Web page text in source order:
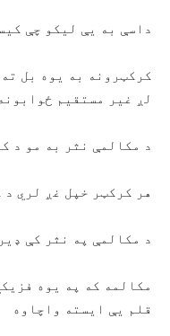
داسې به یې لیکو چې
کرکټرونه به یوه بل
لږ غیر مستقیم
د مکالمې نثر به مو د
هر کرکټر خپل غږ لري
د مکالمې په نثر کې
مکالمه که په یوه
قلم یې ایسته واچاوه